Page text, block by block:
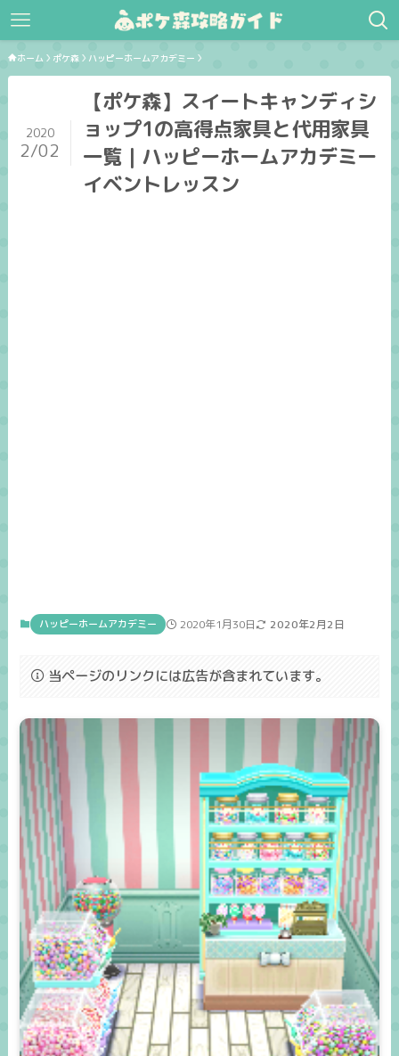
ホーム ポケ森 ハッピーホームアカデミー
【ポケ森】スイートキャンディシ
ョップ1の高得点家具と代用家具
一覧｜ハッピーホームアカデミー
イベントレッスン
2020
2/02
ハッピーホームアカデミー 2020年1月30日 2020年2月2日
当ページのリンクには広告が含まれています。